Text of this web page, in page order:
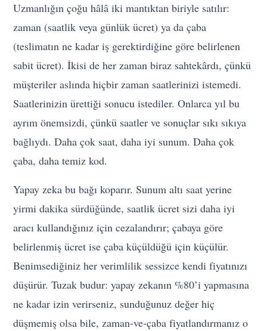
Uzmanlığın çoğu hâlâ iki mantıktan biriyle satılır:
zaman (saatlik veya günlük ücret) ya da çaba
(teslimatın ne kadar iş gerektirdiğine göre belirlenen
sabit ücret). İkisi de her zaman biraz sahtekârdı, çünkü
müşteriler aslında hiçbir zaman saatlerinizi istemedi.
Saatlerinizin ürettiği sonucu istediler. Onlarca yıl bu
ayrım önemsizdi, çünkü saatler ve sonuçlar sıkı sıkıya
bağlıydı. Daha çok saat, daha iyi sunum. Daha çok
çaba, daha temiz kod.
Yapay zeka bu bağı koparır. Sunum altı saat yerine
yirmi dakika sürdüğünde, saatlik ücret sizi daha iyi
aracı kullandığınız için cezalandırır; çabaya göre
belirlenmiş ücret ise çaba küçüldüğü için küçülür.
Benimsediğiniz her verimlilik sessizce kendi fiyatınızı
düşürür. Tuzak budur: yapay zekanın %80’i yapmasına
ne kadar izin verirseniz, sunduğunuz değer hiç
düşmemiş olsa bile, zaman-ve-çaba fiyatlandırmanız o